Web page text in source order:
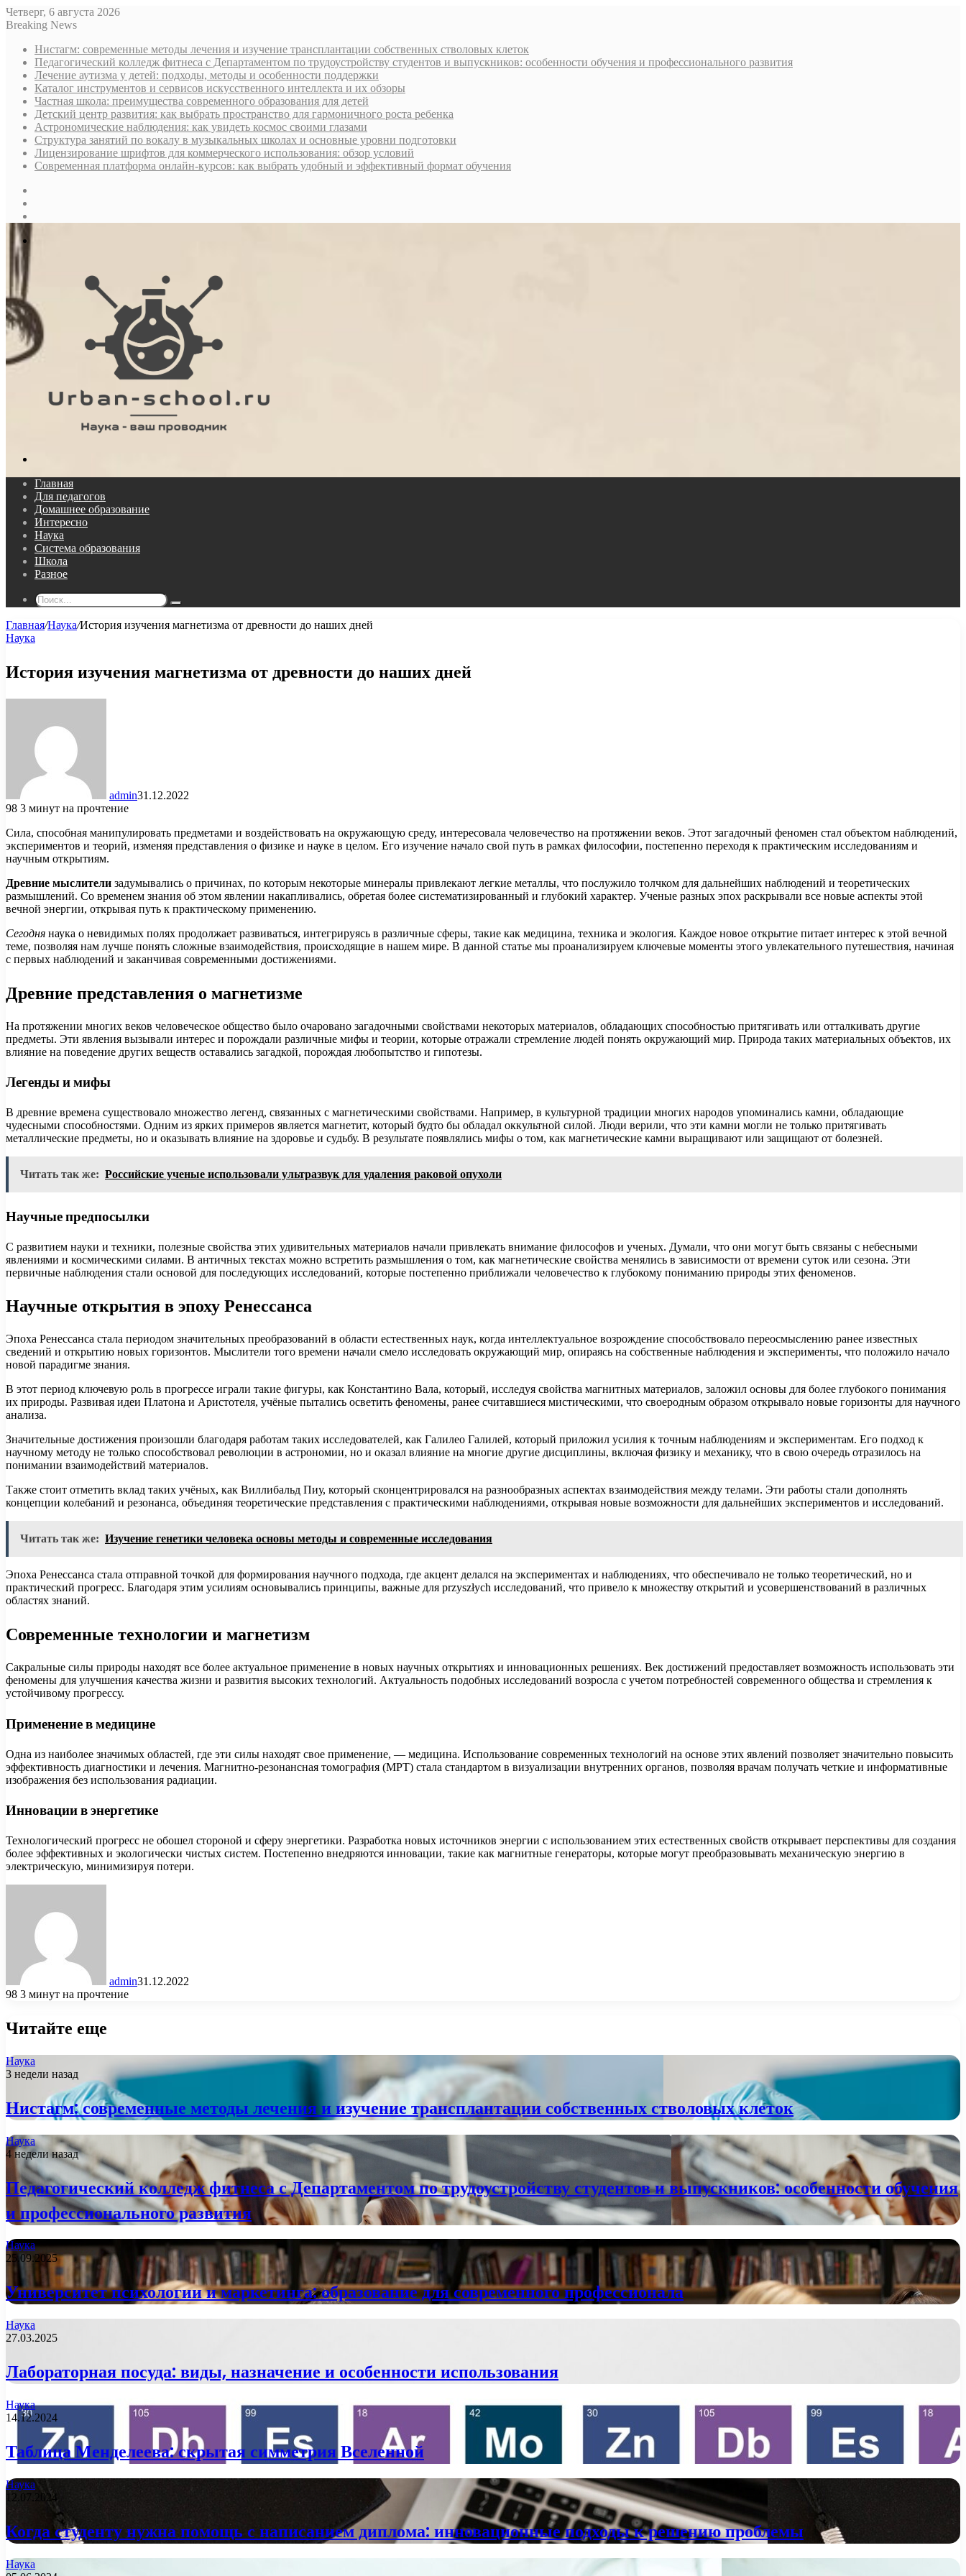
Четверг, 6 августа 2026
Breaking News
Нистагм: современные методы лечения и изучение трансплантации собственных стволовых клеток
Педагогический колледж фитнеса с Департаментом по трудоустройству студентов и выпускников: особенности обучения и профессионального развития
Лечение аутизма у детей: подходы, методы и особенности поддержки
Каталог инструментов и сервисов искусственного интеллекта и их обзоры
Частная школа: преимущества современного образования для детей
Детский центр развития: как выбрать пространство для гармоничного роста ребенка
Астрономические наблюдения: как увидеть космос своими глазами
Структура занятий по вокалу в музыкальных школах и основные уровни подготовки
Лицензирование шрифтов для коммерческого использования: обзор условий
Современная платформа онлайн-курсов: как выбрать удобный и эффективный формат обучения
Главная
Для педагогов
Домашнее образование
Интересно
Наука
Система образования
Школа
Разное
Поиск...
Главная/Наука/История изучения магнетизма от древности до наших дней
Наука
История изучения магнетизма от древности до наших дней
admin31.12.2022
98 3 минут на прочтение
Сила, способная манипулировать предметами и воздействовать на окружающую среду, интересовала человечество на протяжении веков. Этот загадочный феномен стал объектом наблюдений,
экспериментов и теорий, изменяя представления о физике и науке в целом. Его изучение начало свой путь в рамках философии, постепенно переходя к практическим исследованиям и
научным открытиям.
Древние мыслители задумывались о причинах, по которым некоторые минералы привлекают легкие металлы, что послужило толчком для дальнейших наблюдений и теоретических
размышлений. Со временем знания об этом явлении накапливались, обретая более систематизированный и глубокий характер. Ученые разных эпох раскрывали все новые аспекты этой
вечной энергии, открывая путь к практическому применению.
Сегодня наука о невидимых полях продолжает развиваться, интегрируясь в различные сферы, такие как медицина, техника и экология. Каждое новое открытие питает интерес к этой вечной
теме, позволяя нам лучше понять сложные взаимодействия, происходящие в нашем мире. В данной статье мы проанализируем ключевые моменты этого увлекательного путешествия, начиная
с первых наблюдений и заканчивая современными достижениями.
Древние представления о магнетизме
На протяжении многих веков человеческое общество было очаровано загадочными свойствами некоторых материалов, обладающих способностью притягивать или отталкивать другие
предметы. Эти явления вызывали интерес и порождали различные мифы и теории, которые отражали стремление людей понять окружающий мир. Природа таких материальных объектов, их
влияние на поведение других веществ оставались загадкой, порождая любопытство и гипотезы.
Легенды и мифы
В древние времена существовало множество легенд, связанных с магнетическими свойствами. Например, в культурной традиции многих народов упоминались камни, обладающие
чудесными способностями. Одним из ярких примеров является магнетит, который будто бы обладал оккультной силой. Люди верили, что эти камни могли не только притягивать
металлические предметы, но и оказывать влияние на здоровье и судьбу. В результате появлялись мифы о том, как магнетические камни выращивают или защищают от болезней.
Читать так же: Российские ученые использовали ультразвук для удаления раковой опухоли
Научные предпосылки
С развитием науки и техники, полезные свойства этих удивительных материалов начали привлекать внимание философов и ученых. Думали, что они могут быть связаны с небесными
явлениями и космическими силами. В античных текстах можно встретить размышления о том, как магнетические свойства менялись в зависимости от времени суток или сезона. Эти
первичные наблюдения стали основой для последующих исследований, которые постепенно приближали человечество к глубокому пониманию природы этих феноменов.
Научные открытия в эпоху Ренессанса
Эпоха Ренессанса стала периодом значительных преобразований в области естественных наук, когда интеллектуальное возрождение способствовало переосмыслению ранее известных
сведений и открытию новых горизонтов. Мыслители того времени начали смело исследовать окружающий мир, опираясь на собственные наблюдения и эксперименты, что положило начало
новой парадигме знания.
В этот период ключевую роль в прогрессе играли такие фигуры, как Константино Вала, который, исследуя свойства магнитных материалов, заложил основы для более глубокого понимания
их природы. Развивая идеи Платона и Аристотеля, учёные пытались осветить феномены, ранее считавшиеся мистическими, что своеродным образом открывало новые горизонты для научного
анализа.
Значительные достижения произошли благодаря работам таких исследователей, как Галилео Галилей, который приложил усилия к точным наблюдениям и экспериментам. Его подход к
научному методу не только способствовал революции в астрономии, но и оказал влияние на многие другие дисциплины, включая физику и механику, что в свою очередь отразилось на
понимании взаимодействий материалов.
Также стоит отметить вклад таких учёных, как Виллибальд Пиу, который сконцентрировался на разнообразных аспектах взаимодействия между телами. Эти работы стали дополнять
концепции колебаний и резонанса, объединяя теоретические представления с практическими наблюдениями, открывая новые возможности для дальнейших экспериментов и исследований.
Читать так же: Изучение генетики человека основы методы и современные исследования
Эпоха Ренессанса стала отправной точкой для формирования научного подхода, где акцент делался на экспериментах и наблюдениях, что обеспечивало не только теоретический, но и
практический прогресс. Благодаря этим усилиям основывались принципы, важные для przyszłych исследований, что привело к множеству открытий и усовершенствований в различных
областях знаний.
Современные технологии и магнетизм
Сакральные силы природы находят все более актуальное применение в новых научных открытиях и инновационных решениях. Век достижений предоставляет возможность использовать эти
феномены для улучшения качества жизни и развития высоких технологий. Актуальность подобных исследований возросла с учетом потребностей современного общества и стремления к
устойчивому прогрессу.
Применение в медицине
Одна из наиболее значимых областей, где эти силы находят свое применение, — медицина. Использование современных технологий на основе этих явлений позволяет значительно повысить
эффективность диагностики и лечения. Магнитно-резонансная томография (МРТ) стала стандартом в визуализации внутренних органов, позволяя врачам получать четкие и информативные
изображения без использования радиации.
Инновации в энергетике
Технологический прогресс не обошел стороной и сферу энергетики. Разработка новых источников энергии с использованием этих естественных свойств открывает перспективы для создания
более эффективных и экологически чистых систем. Постепенно внедряются инновации, такие как магнитные генераторы, которые могут преобразовывать механическую энергию в
электрическую, минимизируя потери.
admin31.12.2022
98 3 минут на прочтение
Читайте еще
Наука
3 недели назад
Нистагм: современные методы лечения и изучение трансплантации собственных стволовых клеток
Наука
4 недели назад
Педагогический колледж фитнеса с Департаментом по трудоустройству студентов и выпускников: особенности обучения
и профессионального развития
Наука
25.09.2025
Университет психологии и маркетинга: образование для современного профессионала
Наука
27.03.2025
Лабораторная посуда: виды, назначение и особенности использования
Наука
14.12.2024
Таблица Менделеева: скрытая симметрия Вселенной
Наука
12.07.2024
Когда студенту нужна помощь с написанием диплома: инновационные подходы к решению проблемы
Наука